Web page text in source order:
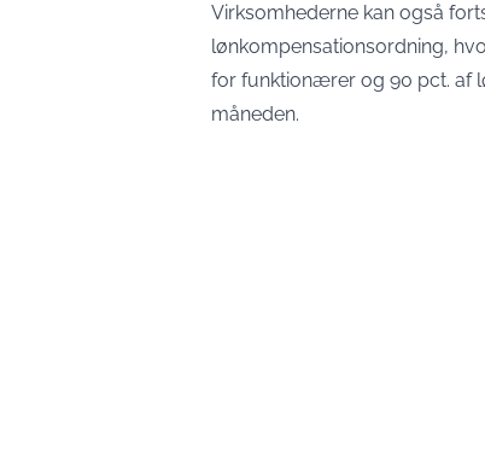
Virksomhederne kan også
lønkompensationsordning,
for funktionærer og 90 pct. af
måneden.